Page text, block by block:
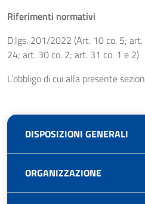
DISPOSIZIONI GENERALI
ORGANIZZAZIONE
Riferimenti normativi
D.lgs. 201/2022 (Art. 10 co. 5;
24; art. 30 co. 2; art. 31 co. 1 e 2)
L’obbligo di cui alla presente